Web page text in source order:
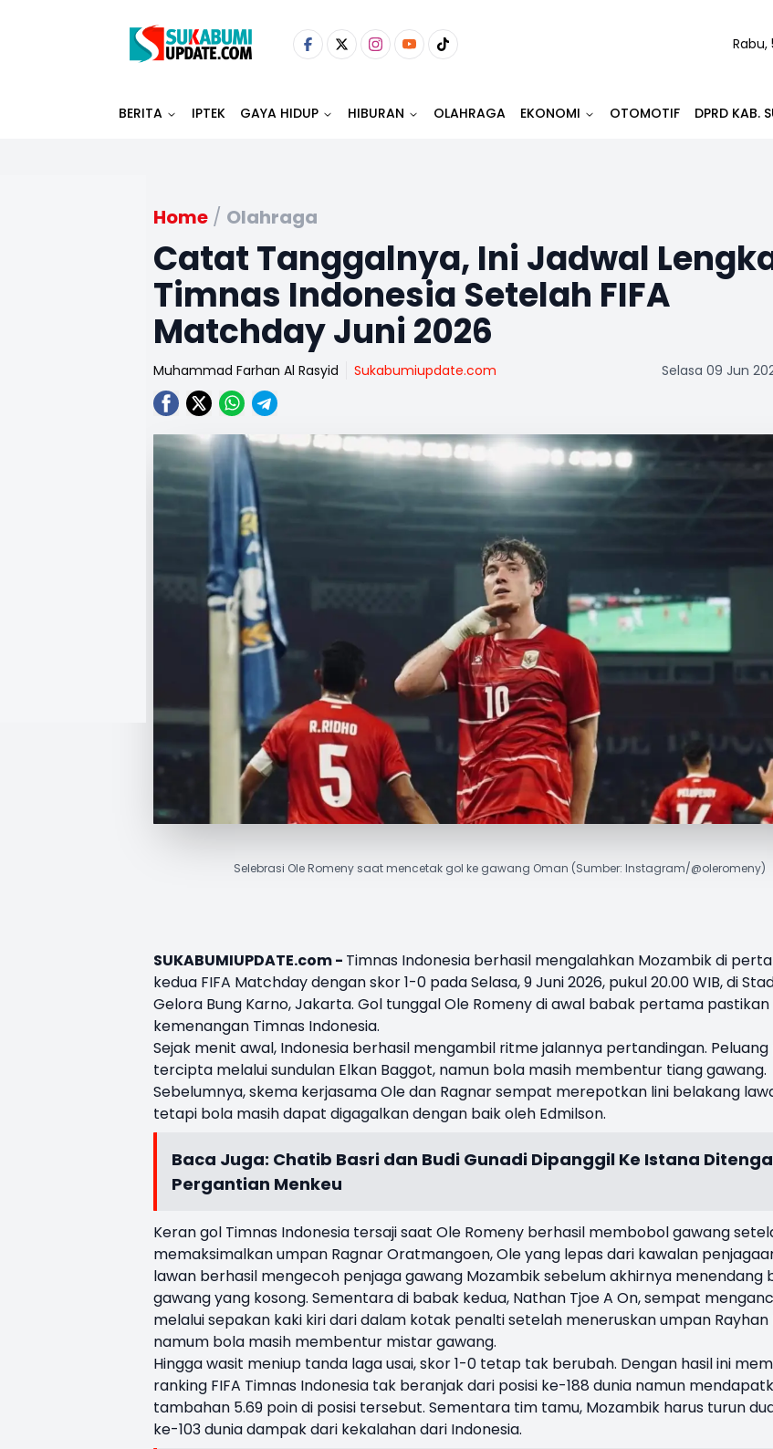
Rabu,
BERITA IPTEK GAYA HIDUP HIBURAN OLAHRAGA EKONOMI OTOMOTIF DPRD KAB.
Home / Olahraga
Catat Tanggalnya, Ini Jadwal
Timnas Indonesia Setelah FIFA
Matchday Juni 2026
Muhammad Farhan Al Rasyid Sukabumiupdate.com Selasa 09 Jun
Selebrasi Ole Romeny saat mencetak gol ke gawang Oman (Sumber: Instagram/@oleromeny)
SUKABUMIUPDATE.com - Timnas Indonesia berhasil mengalahkan Mozambikdi
kedua FIFA Matchday dengan skor 1-0 pada Selasa, 9 Juni 2026, pukul 20.00 WIB, di
Gelora Bung Karno, Jakarta. Gol tunggalOle Romenydi awal babak pertama pastikan
kemenangan Timnas Indonesia.
Sejak menit awal, Indonesia berhasil mengambil ritme jalannya pertandingan.
tercipta melalui sundulan Elkan Baggot, namun bola masih membentur tiang gawang.
Sebelumnya, skema kerjasama Ole dan Ragnar sempat merepotkan lini belakang
tetapi bola masih dapat digagalkan dengan baik oleh Edmilson.
Baca Juga: Chatib Basri dan Budi Gunadi Dipanggil Ke Istana
Pergantian Menkeu
Keran gol Timnas Indonesia tersaji saat Ole Romeny berhasil membobol gawang
memaksimalkan umpan Ragnar Oratmangoen, Ole yang lepas dari kawalan
lawan berhasil mengecoh penjaga gawang Mozambik sebelum akhirnya menendang
gawang yang kosong. Sementara di babak kedua, Nathan Tjoe A On, sempat
melalui sepakan kaki kiri dari dalam kotak penalti setelah meneruskan umpan Rayhan
namum bola masih membentur mistar gawang.
Hingga wasit meniup tanda laga usai, skor 1-0 tetap tak berubah. Dengan hasil ini
ranking FIFA Timnas Indonesia tak beranjak dari posisi ke-188 dunia namun
tambahan 5.69 poin di posisi tersebut. Sementara tim tamu, Mozambik harus turun
ke-103 dunia dampak dari kekalahan dari Indonesia.